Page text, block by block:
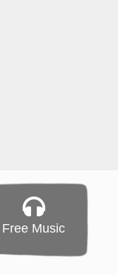
Free Music